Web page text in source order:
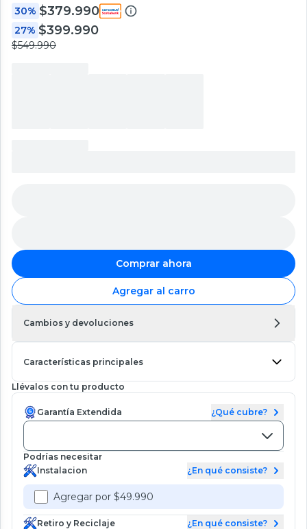
30% $379.990
27% $399.990
$549.990
Comprar ahora
Agregar al carro
Cambios y devoluciones
Características principales
Llévalos con tu producto
Garantía Extendida ¿Qué cubre?
Podrías necesitar
Instalacion
¿En qué consiste?
Agregar por $49.990
Retiro y Reciclaje ¿En qué consiste?